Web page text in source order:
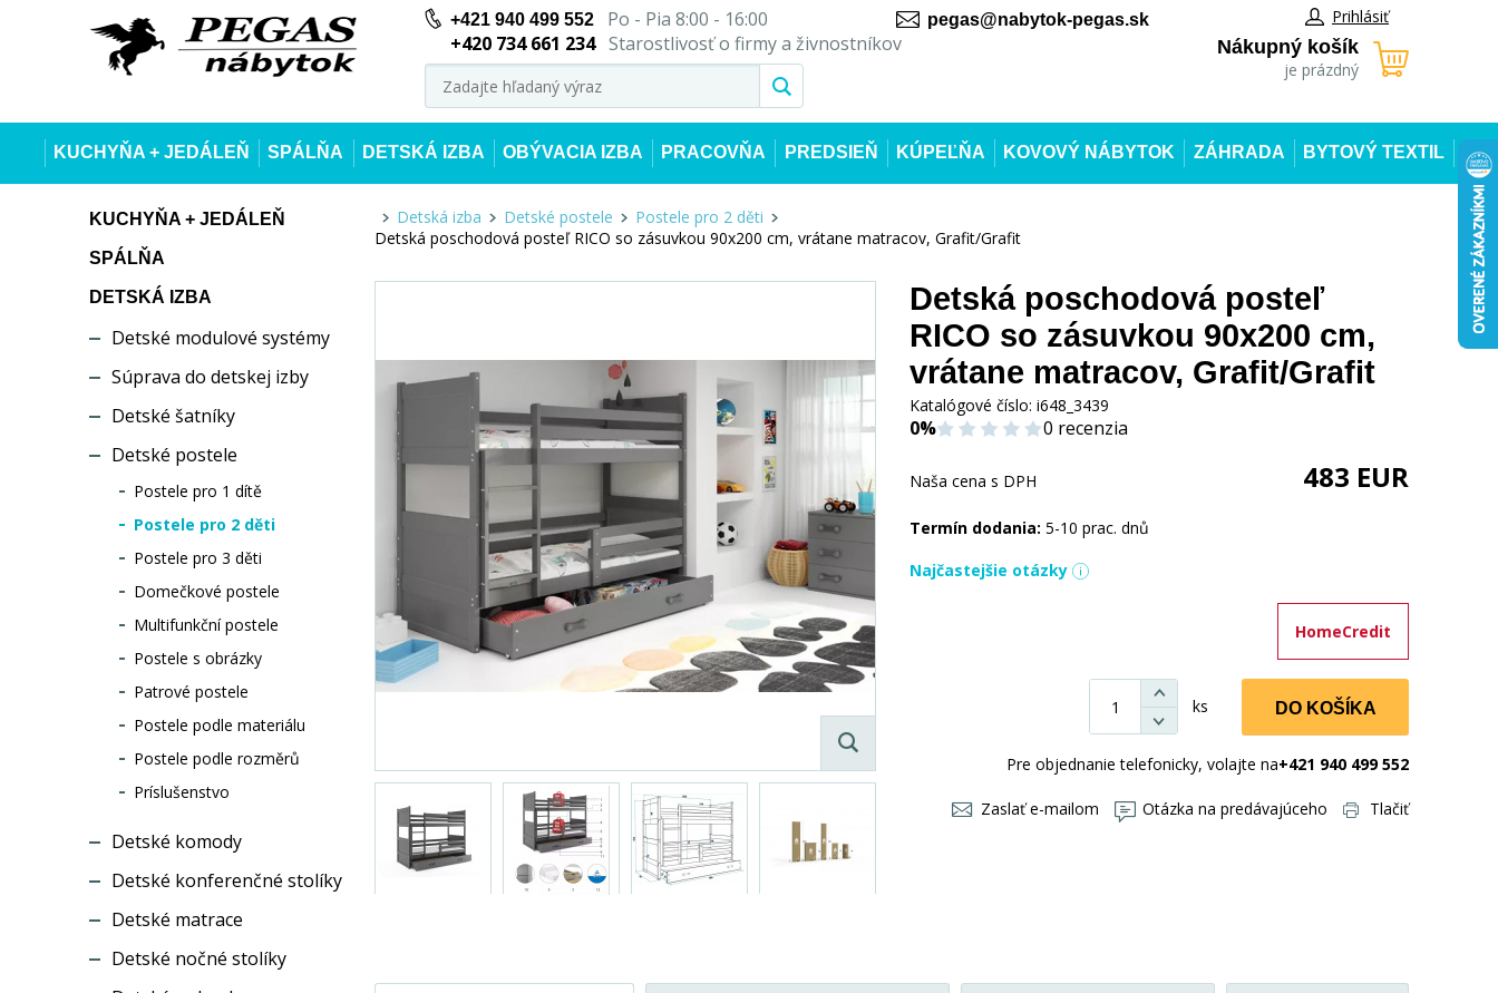
+421 940 499 552
Po - Pia 8:00 - 16:00
+420 734 661 234 Starostlivosť o firmy a živnostníkov
pegas@nabytok-pegas.sk Prihlásiť
Nákupný košík
je prázdný
KUCHYŇA + JEDÁLEŇ SPÁLŇA DETSKÁ IZBA OBÝVACIA IZBA PRACOVŇA PREDSIEŇ KÚPEĽŇA KOVOVÝ NÁBYTOK ZÁHRADA BYTOVÝ TEXTIL
KUCHYŇA + JEDÁLEŇ
SPÁLŇA
DETSKÁ IZBA
Detské modulové systémy
Súprava do detskej izby
Detské šatníky
Detské postele
Postele pro 1 dítě
Postele pro 2 děti
Postele pro 3 děti
Domečkové postele
Multifunkční postele
Postele s obrázky
Patrové postele
Postele podle materiálu
Postele podle rozměrů
Príslušenstvo
Detské komody
Detské konferenčné stolíky
Detské matrace
Detské nočné stolíky
Detská izba Detské postele
Postele pro 2 děti
Detská poschodová posteľ RICO so zásuvkou 90x200 cm, vrátane matracov, Grafit/Grafit
Detská poschodová posteľ
RICO so zásuvkou 90x200 cm,
vrátane matracov, Grafit/Grafit
Katalógové číslo: i648_3439
0% 0 recenzia
Naša cena s DPH 483 EUR
Termín dodania: 5-10 prac. dnů
Najčastejšie otázky
HomeCredit
ks DO KOŠÍKA
Pre objednanie telefonicky, volajte na+421 940 499 552
Zaslať e-mailom Otázka na predávajúceho Tlačiť